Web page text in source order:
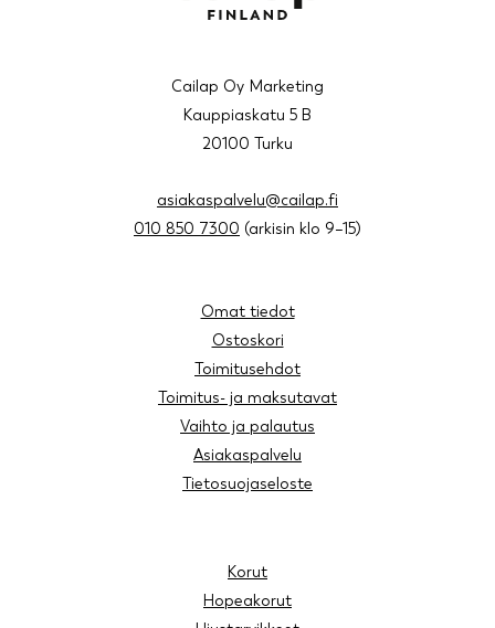
Cailap Oy Marketing
Kauppiaskatu 5 B
20100 Turku
asiakaspalvelu@cailap.fi
010 850 7300 (arkisin klo 9–15)
Omat tiedot
Ostoskori
Toimitusehdot
Toimitus- ja maksutavat
Vaihto ja palautus
Asiakaspalvelu
Tietosuojaseloste
Korut
Hopeakorut